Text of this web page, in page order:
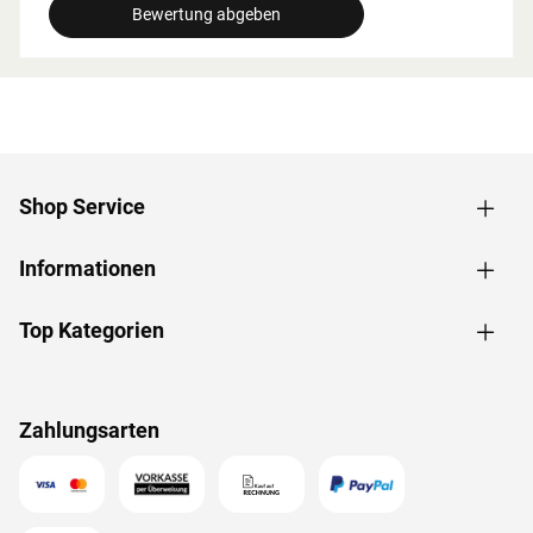
Grundausstattung
das Sauna-Erlebnis besonders bequem. Folgende
Saunabänke werden mitgeliefert: 2 Liegen, jeweils ca. 57
Eckeinstieg: Besonders gut eignet sie sich für kleine
nahezu jeden Raum integrierbar - äußerst kompakt und
platzsparend.
rechts oder links positioniert werden.
Türvariante
Bewertung abgeben
Shop Service
Informationen
Top Kategorien
Zahlungsarten